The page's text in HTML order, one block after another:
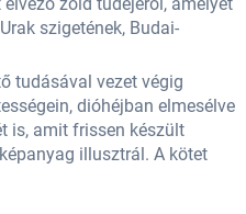
szigetének, Budai-
tudásával vezet végig
dióhéjban elmesélve
is, amit frissen készült
illusztrál. A kötet